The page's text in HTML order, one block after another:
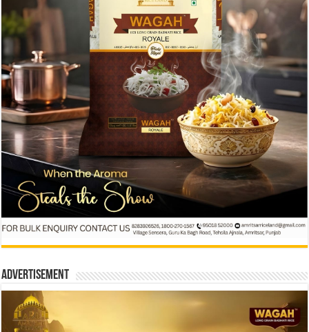
Advertisement